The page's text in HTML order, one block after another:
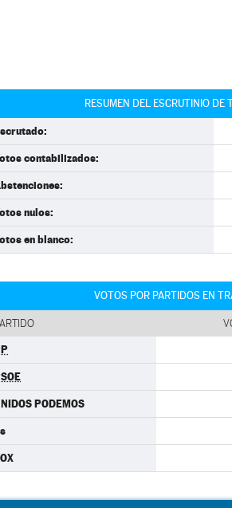
RESUMEN DEL ESCRUTINIO DE
contabilizados:
nulos:
en blanco:
VOTOS POR PARTIDOS EN
PODEMOS